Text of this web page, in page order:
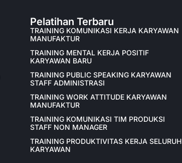
Pelatihan Terbaru
TRAINING KOMUNIKASI KERJA KARYAWAN
MANUFAKTUR
TRAINING MENTAL KERJA POSITIF
KARYAWAN BARU
TRAINING PUBLIC SPEAKING KARYAWAN
STAFF ADMINISTRASI
TRAINING WORK ATTITUDE KARYAWAN
MANUFAKTUR
TRAINING KOMUNIKASI TIM PRODUKSI
STAFF NON MANAGER
TRAINING PRODUKTIVITAS KERJA SELURUH
KARYAWAN